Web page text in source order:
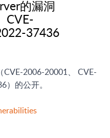
的漏洞
CVE-
37436
CVE-2006-20001、 CVE-
的公开。